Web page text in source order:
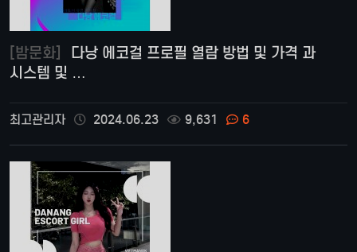
[밤문화]
시스템 및 …
최고관리자 2024.06.23 9,631 6